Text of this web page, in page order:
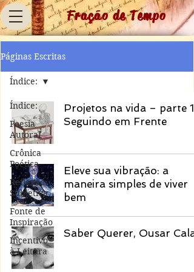
Fração de Tempo
Páginas Escritas
Índice:
Poesia
Autoral
Crônica
Poética
Reflexão
Subjetiva
Fonte de
Inspiração
Incentivo
à Leitura
Índice:
Projetos na vida – parte 1:
Seguindo em Frente
Eleve sua vibração: a
maneira simples de viver
bem
Saber Querer, Ousar Calar